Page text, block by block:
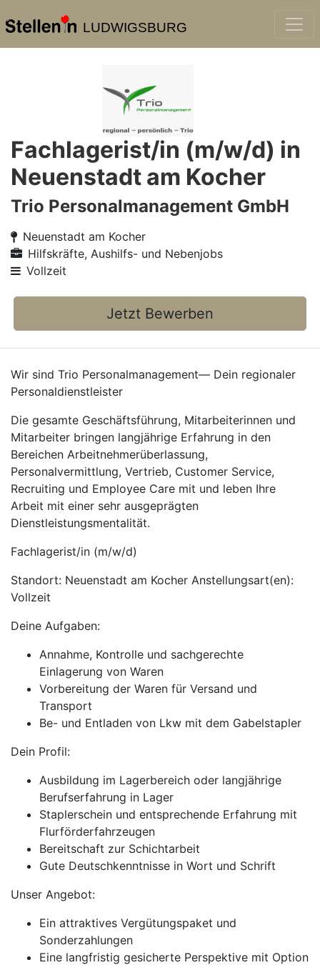
LUDWIGSBURG
Fachlagerist/in (m/w/d) in
Neuenstadt am Kocher
Trio Personalmanagement GmbH
Neuenstadt am Kocher
Hilfskräfte, Aushilfs- und Nebenjobs
Vollzeit
Jetzt Bewerben
Wir sind Trio Personalmanagement— Dein regionaler
Personaldienstleister
Die gesamte Geschäftsführung, Mitarbeiterinnen und
Mitarbeiter bringen langjährige Erfahrung in den
Bereichen Arbeitnehmerüberlassung,
Personalvermittlung, Vertrieb, Customer Service,
Recruiting und Employee Care mit und leben Ihre
Arbeit mit einer sehr ausgeprägten
Dienstleistungsmentalität.
Fachlagerist/in (m/w/d)
Standort: Neuenstadt am Kocher Anstellungsart(en):
Vollzeit
Deine Aufgaben:
Annahme, Kontrolle und sachgerechte
Einlagerung von Waren
Vorbereitung der Waren für Versand und
Transport
Be- und Entladen von Lkw mit dem Gabelstapler
Dein Profil:
Ausbildung im Lagerbereich oder langjährige
Berufserfahrung in Lager
Staplerschein und entsprechende Erfahrung mit
Flurförderfahrzeugen
Bereitschaft zur Schichtarbeit
Gute Deutschkenntnisse in Wort und Schrift
Unser Angebot:
Ein attraktives Vergütungspaket und
Sonderzahlungen
Eine langfristig gesicherte Perspektive mit Option